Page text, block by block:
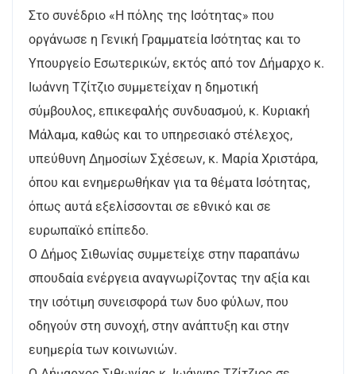
Στο συνέδριο «Η πόλης της Ισότητας» που
οργάνωσε η Γενική Γραμματεία Ισότητας και το
Υπουργείο Εσωτερικών, εκτός από τον Δήμαρχο κ.
Ιωάννη Τζίτζιο συμμετείχαν η δημοτική
σύμβουλος, επικεφαλής συνδυασμού, κ. Κυριακή
Μάλαμα, καθώς και το υπηρεσιακό στέλεχος,
υπεύθυνη Δημοσίων Σχέσεων, κ. Μαρία Χριστάρα,
όπου και ενημερωθήκαν για τα θέματα Ισότητας,
όπως αυτά εξελίσσονται σε εθνικό και σε
ευρωπαϊκό επίπεδο.
Ο Δήμος Σιθωνίας συμμετείχε στην παραπάνω
σπουδαία ενέργεια αναγνωρίζοντας την αξία και
την ισότιμη συνεισφορά των δυο φύλων, που
οδηγούν στη συνοχή, στην ανάπτυξη και στην
ευημερία των κοινωνιών.